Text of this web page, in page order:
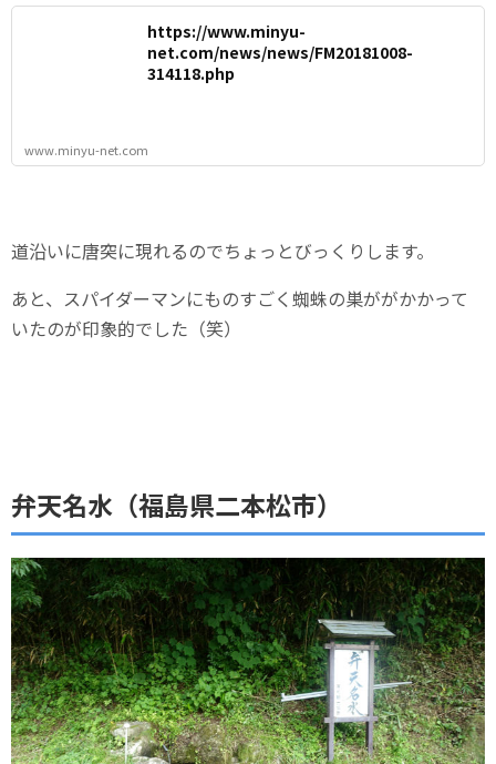
https://www.minyu-
net.com/news/news/FM20181008-
314118.php
www.minyu-net.com
道沿いに唐突に現れるのでちょっとびっくりします。
あと、スパイダーマンにものすごく蜘蛛の巣ががかかって
いたのが印象的でした（笑）
弁天名水（福島県二本松市）